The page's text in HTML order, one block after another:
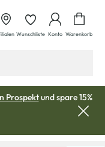
Wunschliste Konto Warenkorb
Prospektund spare 15%